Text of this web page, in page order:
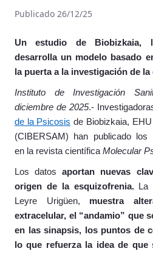
Publicado 26/12/25
Un estudio de Biobizkaia,
desarrolla un modelo basado
la puerta a la investigación de
Instituto de Investigación
diciembre de 2025.-
de la Psicosis de Biobizkaia,
(CIBERSAM) han publicado
en la revista científica Molecular
Los datosaportan nuevas
origen de la esquizofrenia.La
Leyre Urigüen, muestra
extracelular, el “andamio” que
en las sinapsis, los puntos de
lo que refuerza la idea de